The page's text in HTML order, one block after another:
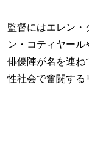
監督にはエレン
ン・コティヤー
俳優陣が名を連
性社会で奮闘する